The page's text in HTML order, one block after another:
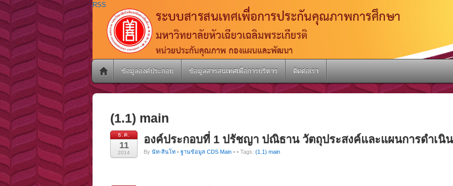
RSS
ข้อมูลองค์ประกอบ ข้อมูลสารสนเทศเพื่อการบริหาร ติดต่อเรา
(1.1) main
ธ.ค.
11
2014
องค์ประกอบที่ 1 ปรัชญา ปณิธาน วัตถุประสงค์และแผนการดำเนิ
By นัท-สินโท • ฐานข้อมูล CDS Main • • Tags: (1.1) main